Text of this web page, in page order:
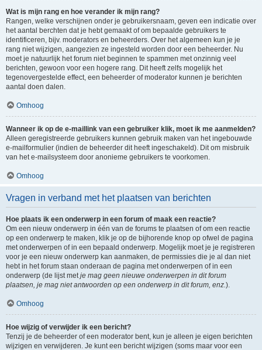
Wat is mijn rang en hoe verander ik mijn rang?
Rangen, welke verschijnen onder je gebruikersnaam, geven een indicatie over
het aantal berchten dat je hebt gemaakt of om bepaalde gebruikers te
identificeren, bijv. moderators en beheerders. Over het algemeen kun je je
rang niet wijzigen, aangezien ze ingesteld worden door een beheerder. Nu
moet je natuurlijk het forum niet beginnen te spammen met onzinnig veel
berichten, gewoon voor een hogere rang. Dit heeft zelfs mogelijk het
tegenovergestelde effect, een beheerder of moderator kunnen je berichten
aantal doen dalen.
Omhoog
Wanneer ik op de e-maillink van een gebruiker klik, moet ik me aanmelden?
Alleen geregistreerde gebruikers kunnen gebruik maken van het ingebouwde
e-mailformulier (indien de beheerder dit heeft ingeschakeld). Dit om misbruik
van het e-mailsysteem door anonieme gebruikers te voorkomen.
Omhoog
Vragen in verband met het plaatsen van berichten
Hoe plaats ik een onderwerp in een forum of maak een reactie?
Om een nieuw onderwerp in één van de forums te plaatsen of om een reactie
op een onderwerp te maken, klik je op de bijhorende knop op ofwel de pagina
met onderwerpen of in een bepaald onderwerp. Mogelijk moet je je registreren
voor je een nieuw onderwerp kan aanmaken, de permissies die je al dan niet
hebt in het forum staan onderaan de pagina met onderwerpen of in een
onderwerp (de lijst metje mag geen nieuwe onderwerpen in dit forum
plaatsen, je mag niet antwoorden op een onderwerp in dit forum, enz.).
Omhoog
Hoe wijzig of verwijder ik een bericht?
Tenzij je de beheerder of een moderator bent, kun je alleen je eigen berichten
wijzigen en verwijderen. Je kunt een bericht wijzigen (soms maar voor een